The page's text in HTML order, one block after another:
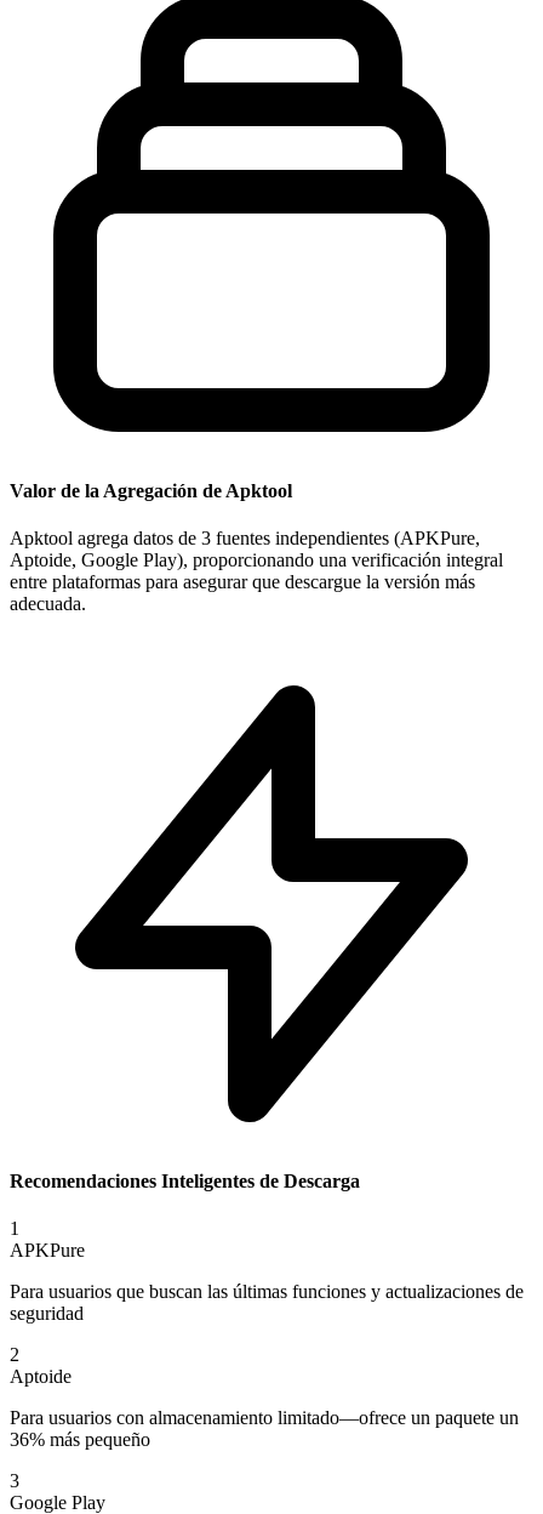
Valor de la Agregación de Apktool
Apktool agrega datos de 3 fuentes independientes (APKPure,
Aptoide, Google Play), proporcionando una verificación integral
entre plataformas para asegurar que descargue la versión más
adecuada.
Recomendaciones Inteligentes de Descarga
1
APKPure
Para usuarios que buscan las últimas funciones y actualizaciones de
seguridad
2
Aptoide
Para usuarios con almacenamiento limitado—ofrece un paquete un
36% más pequeño
3
Google Play